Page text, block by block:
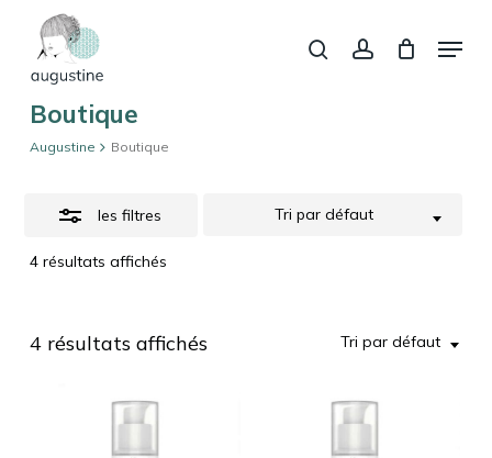
main
content
recherche
accountMenu
Panier Fermer
Boutique
Augustine Boutique
les filtres
4 résultats affichés
Tri par défaut
Tri par défaut
4 résultats affichés
Close